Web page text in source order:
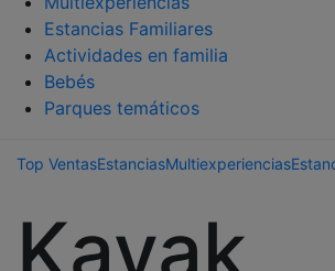
Estancias Familiares
Actividades en familia
Bebés
Parques temáticos
Top VentasEstanciasMultiexperiencias
Kayak